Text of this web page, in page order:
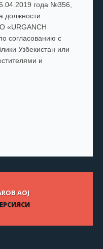
года №356,
должности
«URGANCH
согласованию с
Узбекистан или
и
AOJ